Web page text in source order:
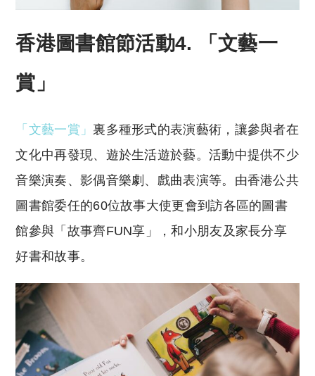
香港圖書館節活動4. 「文藝一
賞」
「文藝一賞」 裏多種形式的表演藝術，讓參與者在
文化中再發現、遊於生活遊於藝。活動中提供不少
音樂演奏、影偶音樂劇、戲曲表演等。由香港公共
圖書館委任的60位故事大使更會到訪各區的圖書
館參與「故事齊FUN享」，和小朋友及家長分享
好書和故事。